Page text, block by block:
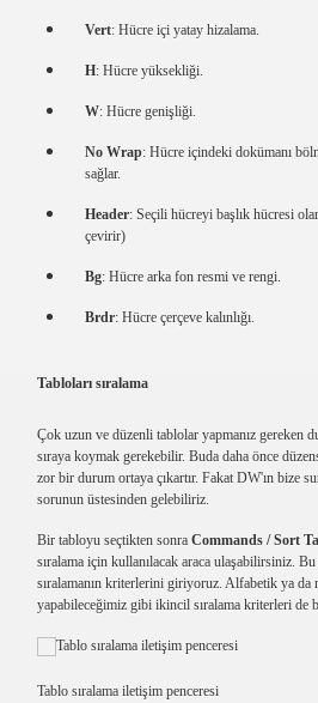
Vert: Hücre içi yatay hizalama.
H: Hücre yüksekliği.
W: Hücre genişliği.
No Wrap: Hücre içindeki dokümanı
sağlar.
Header: Seçili hücreyi başlık hücresi
çevirir)
Bg: Hücre arka fon resmi ve rengi.
Brdr: Hücre çerçeve kalınlığı.
Tabloları sıralama
Çok uzun ve düzenli tablolar yapmanız gereken
sıraya koymak gerekebilir. Buda daha önce
zor bir durum ortaya çıkartır. Fakat DW'ın bize
sorunun üstesinden gelebiliriz.
Bir tabloyu seçtikten sonra Commands / Sort
sıralama için kullanılacak araca ulaşabilirsiniz.
sıralamanın kriterlerini giriyoruz. Alfabetik ya da
yapabileceğimiz gibi ikincil sıralama kriterleri de
Tablo sıralama iletişim penceresi